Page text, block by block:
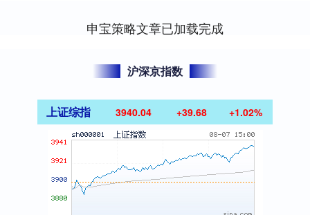
申宝策略文章已加载完成
沪深京指数
上证综指 3940.04 +39.68 +1.02%